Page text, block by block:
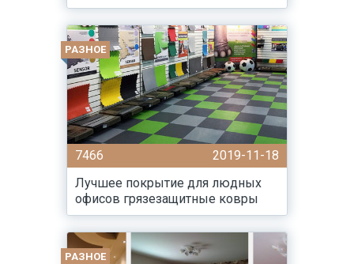
РАЗНОЕ
7466
2019-11-18
Лучшее покрытие для людных
офисов грязезащитные ковры
РАЗНОЕ